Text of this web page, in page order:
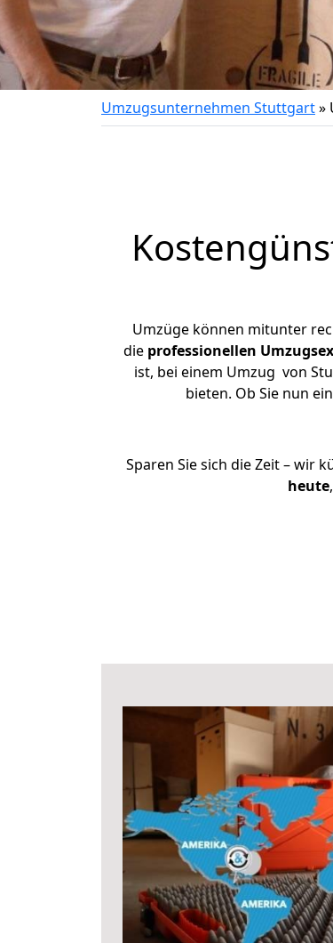
Umzugsunternehmen Stuttgart»
Umzüge können mitunter
die professionellen
ist, bei einem Umzug von
bieten. Ob Sie nun
Sparen Sie sich die Zeit – wir
heute